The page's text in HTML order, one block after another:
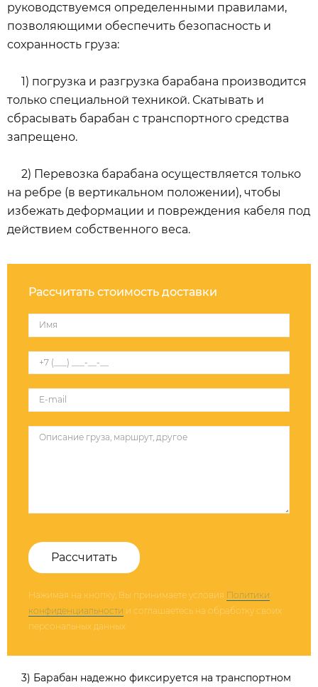
руководствуемся определенными правилами,
позволяющими обеспечить безопасность и
сохранность груза:
1) погрузка и разгрузка барабана производится
только специальной техникой. Скатывать и
сбрасывать барабан с транспортного средства
запрещено.
2) Перевозка барабана осуществляется только
на ребре (в вертикальном положении), чтобы
избежать деформации и повреждения кабеля под
действием собственного веса.
Рассчитать стоимость доставки
Рассчитать
Нажимая на кнопку, Вы принимаете условия Политики
конфиденциальности и соглашаетесь на обработку своих
персональных данных
3) Барабан надежно фиксируется на транспортном